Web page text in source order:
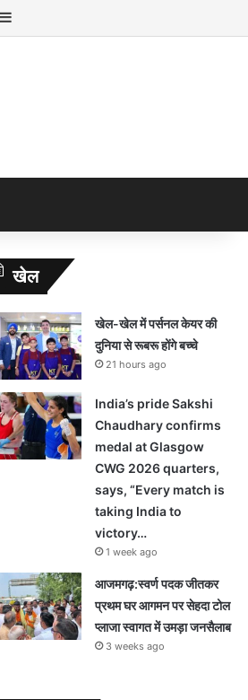
In
Sidebar
खेल
खेल-खेल में पर्सनल केयर की
दुनिया से रूबरू होंगे बच्चे
21 hours ago
India’s pride Sakshi
Chaudhary confirms
medal at Glasgow
CWG 2026 quarters,
says, “Every match is
taking India to
victory…
1 week ago
आजमगढ़:स्वर्ण पदक जीतकर
प्रथम घर आगमन पर सेहदा टोल
प्लाजा स्वागत में उमड़ा जनसैलाब
3 weeks ago